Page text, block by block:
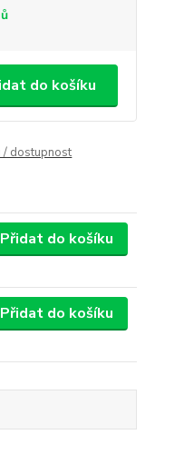
do košíku
/ dostupnost
Přidat do košíku
Přidat do košíku